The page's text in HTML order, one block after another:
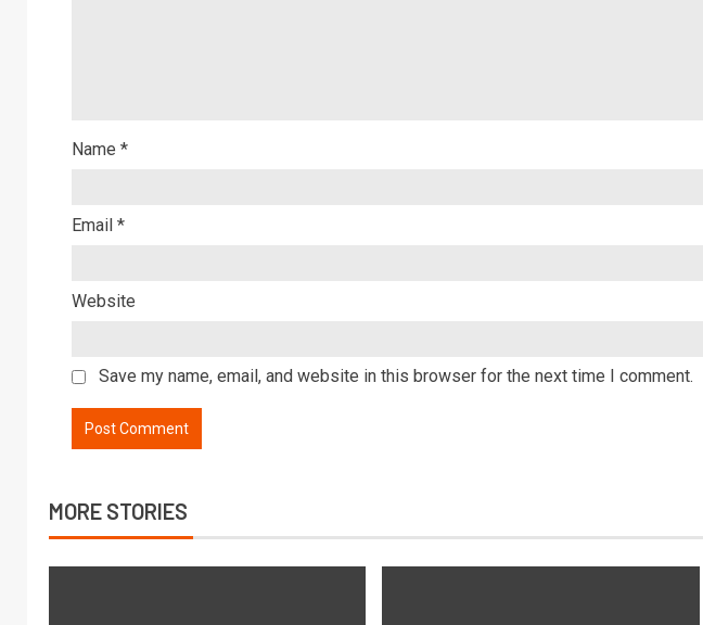
Name *
Email *
Website
Save my name, email, and website in this browser for the next time I comment.
MORE STORIES